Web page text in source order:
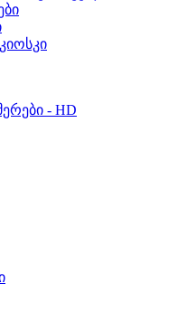
- HD